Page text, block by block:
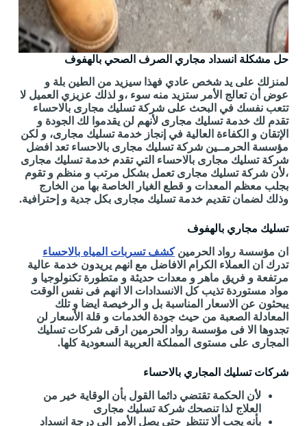
حل مشكلة انسداد مجاري الصرف الصحي بالهفوف
لمنزلك على يد شخص عادي فهذا سيزيد من الطين بلة و
عوض أن تعالج الأمر ستزيد منه سوء ،و لذلك عزيزي العميل لا
تتعب نفسك في البحث على شركة تسليك مجارى بالاحساء
تقدم لك خدمة تسليك مجارى لأنهم لن يقدموا لك الجودة و
الإتقان و الكفاءة العالية في إنجاز خدمة تسليك مجارى، و لكن
مؤسسة الحرمــين شركة تسليك مجارى بالاحساء تعد افضل
شركة تسليك مجارى بالاحساء التي تقدم خدمة تسليك مجارى
،لأن شركة تسليك مجارى تعمل بشكل مرتب و منظم و تقوم
بجلب معظم المعدات و قطع الغيار الخاصة بها من الخارج
وذلك لضمان تقديم خدمة تسليك مجارى بكل جدية و إحترافية.
تسليك مجاري بالهفوف
ان مؤسسة رواد الحرمينكشف تسربات المياه بالاحساء
تدرك ان العملاء الكرام الافاضل مع انهم يريدون خدمة عالية
مرتفعة و فريق ماهر و معدات حديثة و متطورة تكنولوجيا و
مواد مستوردة تذيب كل الانسدادات الا انهم فى نفس الوقت
يبحثون عن الاسعار المناسبة بل و الرخيصة ايضا و تلك
المعادلة الصعبة من حيث جودة الخدمات و قلة الأسعار لن
تجدوها الا فى مؤسسة رواد الحرمين ارقى شركات تسليك
المجارى على مستوى المملكة العربية السعودية كلها.
شركات تسليك المجاري بالاحساء
لأن الحكمة تقتضي دائما القول بأن الوقاية خير من
العلاج لذا تنصحك شركة تسليك مجارى
بأنه يجب ألا تنتظر حتى يصل الأمر الي درجة انسداد